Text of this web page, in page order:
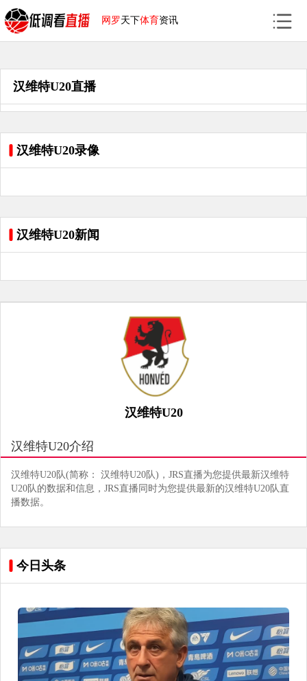
网罗天下体育资讯
汉维特U20直播
汉维特U20录像
汉维特U20新闻
汉维特U20
汉维特U20介绍
汉维特U20队(简称： 汉维特U20队)，JRS直播为您提供最新汉维特
U20队的数据和信息，JRS直播同时为您提供最新的汉维特U20队直
播数据。
今日头条